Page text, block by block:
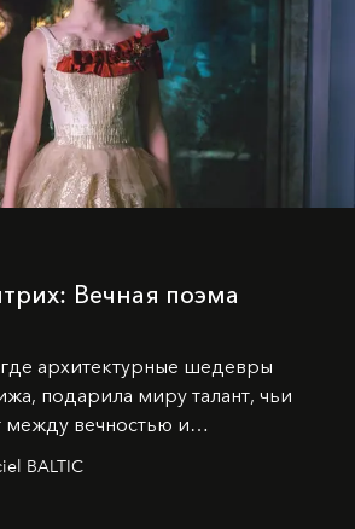
Вечная поэма
архитектурные шедевры
подарила миру талант, чьи
между вечностью и
BALTIC